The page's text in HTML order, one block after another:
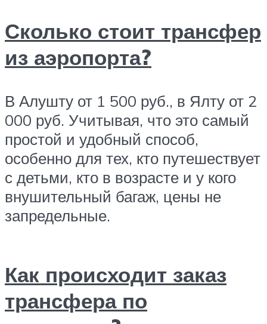
Сколько стоит трансфер
из аэропорта?
В Алушту от 1 500 руб., в Ялту от 2
000 руб. Учитывая, что это самый
простой и удобный способ,
особенно для тех, кто путешествует
с детьми, кто в возрасте и у кого
внушительный багаж, цены не
запредельные.
Как происходит заказ
трансфера по